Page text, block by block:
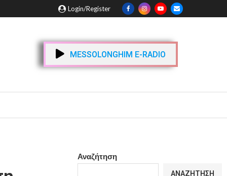
Login/Register
MESSOLONGHIM E-RADIO
Αναζήτηση
ΑΝΑΖΉΤΗΣΗ